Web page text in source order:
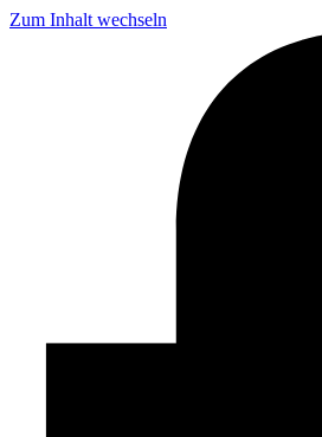
Zum Inhalt wechseln